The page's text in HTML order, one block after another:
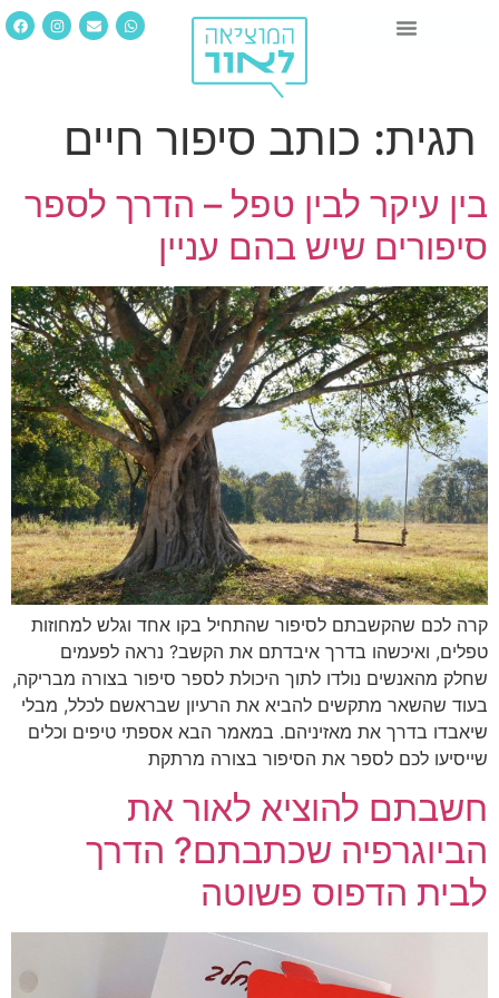
תגית: כותב סיפור חיים
בין עיקר לבין טפל – הדרך לספר
סיפורים שיש בהם עניין
קרה לכם שהקשבתם לסיפור שהתחיל בקו אחד וגלש למחוזות
טפלים, ואיכשהו בדרך איבדתם את הקשב? נראה לפעמים
שחלק מהאנשים נולדו לתוך היכולת לספר סיפור בצורה מבריקה,
בעוד שהשאר מתקשים להביא את הרעיון שבראשם לכלל, מבלי
שיאבדו בדרך את מאזיניהם. במאמר הבא אספתי טיפים וכלים
שייסיעו לכם לספר את הסיפור בצורה מרתקת
חשבתם להוציא לאור את
הביוגרפיה שכתבתם? הדרך
לבית הדפוס פשוטה